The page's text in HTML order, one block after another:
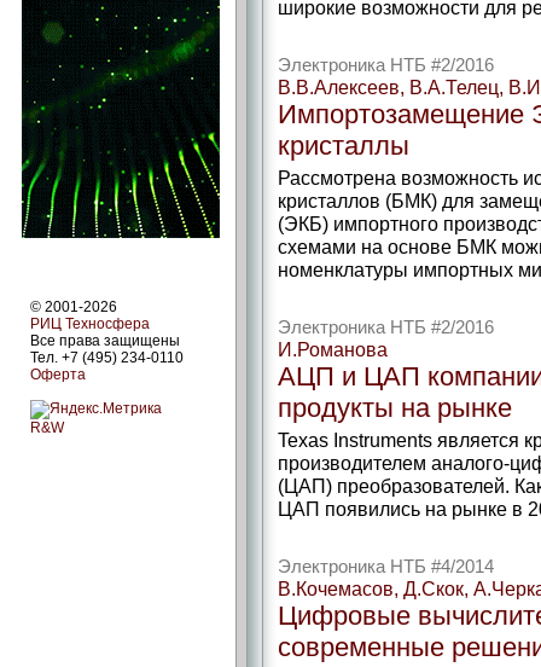
© 2001-2026
РИЦ Техносфера
Все права защищены
Тел. +7 (495) 234-0110
Оферта
R&W
широкие возможности для
Электроника НТБ #2/2016
В.В.Алексеев, В.А.Телец,
Импортозамещение
кристаллы
Рассмотрена возможность
кристаллов (БМК) для
(ЭКБ) импортного
схемами на основе БМК
номенклатуры импортных
Электроника НТБ #2/2016
И.Романова
АЦП и ЦАП
продукты на рынке
Texas Instruments является
производителем аналого-
(ЦАП) преобразователей.
ЦАП появились на рынке в
Электроника НТБ #4/2014
В.Кочемасов, Д.Скок,
Цифровые
современные